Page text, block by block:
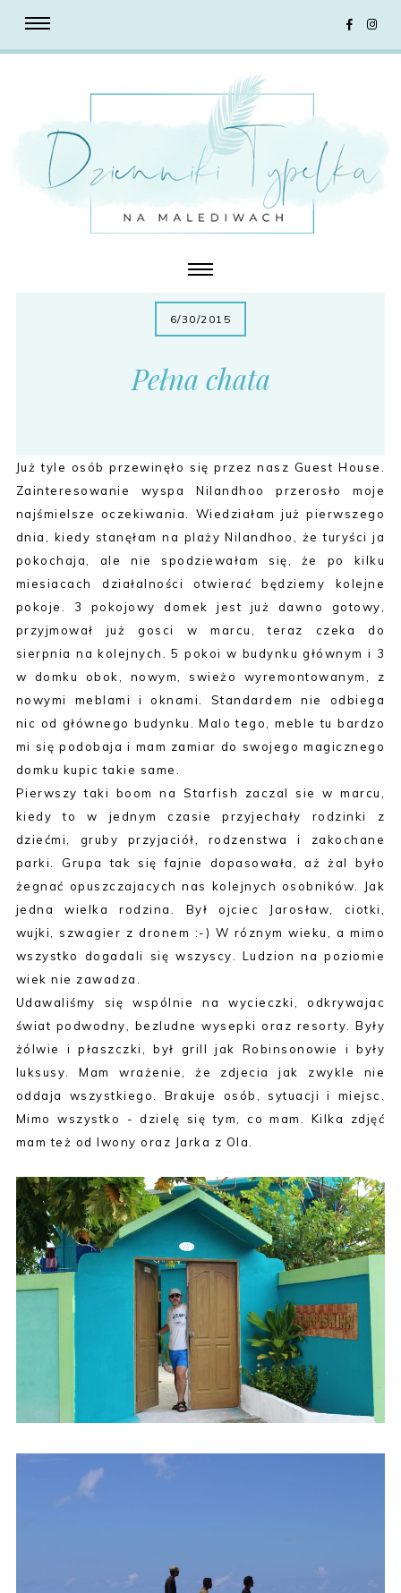
6/30/2015
Pełna chata
Już tyle osób przewinęło się przez nasz Guest House.
Zainteresowanie wyspa Nilandhoo przerosło moje
najśmielsze oczekiwania. Wiedziałam już pierwszego
dnia, kiedy stanęłam na plaży Nilandhoo, że turyści ja
pokochaja, ale nie spodziewałam się, że po kilku
miesiacach działalności otwierać będziemy kolejne
pokoje. 3 pokojowy domek jest już dawno gotowy,
przyjmował już gosci w marcu, teraz czeka do
sierpnia na kolejnych. 5 pokoi w budynku głównym i 3
w domku obok, nowym, swieżo wyremontowanym, z
nowymi meblami i oknami. Standardem nie odbiega
nic od głównego budynku. Malo tego, meble tu bardzo
mi się podobaja i mam zamiar do swojego magicznego
domku kupic takie same.
Pierwszy taki boom na Starfish zaczal sie w marcu,
kiedy to w jednym czasie przyjechały rodzinki z
dziećmi, gruby przyjaciół, rodzenstwa i zakochane
parki. Grupa tak się fajnie dopasowała, aż żal było
żegnać opuszczajacych nas kolejnych osobników. Jak
jedna wielka rodzina. Był ojciec Jarosław, ciotki,
wujki, szwagier z dronem :-) W róznym wieku, a mimo
wszystko dogadali się wszyscy. Ludzion na poziomie
wiek nie zawadza.
Udawaliśmy się wspólnie na wycieczki, odkrywajac
świat podwodny, bezludne wysepki oraz resorty. Były
żólwie i płaszczki, był grill jak Robinsonowie i były
luksusy. Mam wrażenie, że zdjecia jak zwykle nie
oddaja wszystkiego. Brakuje osób, sytuacji i miejsc.
Mimo wszystko - dzielę się tym, co mam. Kilka zdjęć
mam też od Iwony oraz Jarka z Ola.